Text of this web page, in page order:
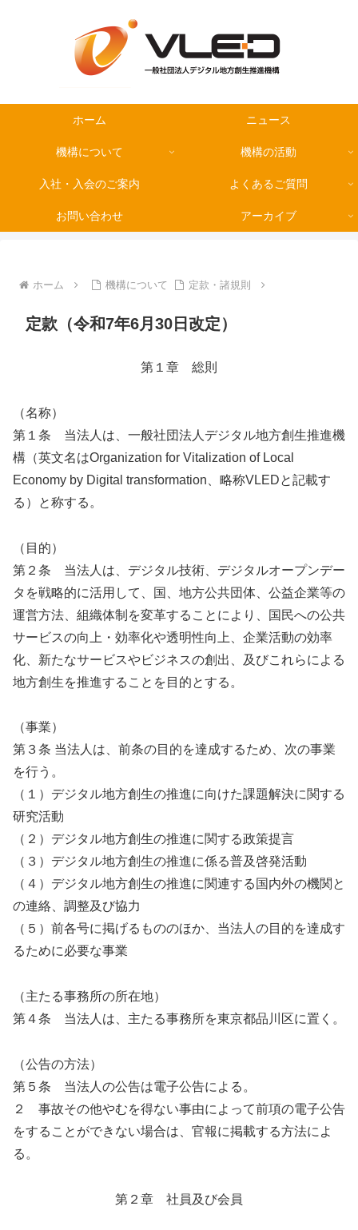
ホーム ニュース
機構について 機構の活動
入社・入会のご案内 よくあるご質問
お問い合わせ アーカイブ
ホーム 機構について 定款・諸規則
定款（令和7年6月30日改定）
第１章 総則
（名称）
第１条 当法人は、一般社団法人デジタル地方創生推進機
構（英文名はOrganization for Vitalization of Local
Economy by Digital transformation、略称VLEDと記載す
る）と称する。
（目的）
第２条 当法人は、デジタル技術、デジタルオープンデー
タを戦略的に活用して、国、地方公共団体、公益企業等の
運営方法、組織体制を変革することにより、国民への公共
サービスの向上・効率化や透明性向上、企業活動の効率
化、新たなサービスやビジネスの創出、及びこれらによる
地方創生を推進することを目的とする。
（事業）
第３条 当法人は、前条の目的を達成するため、次の事業
を行う。
（１）デジタル地方創生の推進に向けた課題解決に関する
研究活動
（２）デジタル地方創生の推進に関する政策提言
（３）デジタル地方創生の推進に係る普及啓発活動
（４）デジタル地方創生の推進に関連する国内外の機関と
の連絡、調整及び協力
（５）前各号に掲げるもののほか、当法人の目的を達成す
るために必要な事業
（主たる事務所の所在地）
第４条 当法人は、主たる事務所を東京都品川区に置く。
（公告の方法）
第５条 当法人の公告は電子公告による。
２ 事故その他やむを得ない事由によって前項の電子公告
をすることができない場合は、官報に掲載する方法によ
る。
第２章 社員及び会員